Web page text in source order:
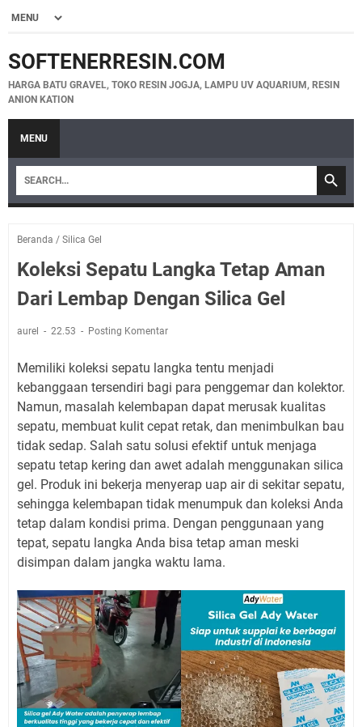
SOFTENERRESIN.COM
HARGA BATU GRAVEL, TOKO RESIN JOGJA, LAMPU UV AQUARIUM, RESIN
ANION KATION
MENU
Beranda / Silica Gel
Koleksi Sepatu Langka Tetap Aman
Dari Lembap Dengan Silica Gel
aurel 22.53 Posting Komentar
Memiliki koleksi sepatu langka tentu menjadi
kebanggaan tersendiri bagi para penggemar dan kolektor.
Namun, masalah kelembapan dapat merusak kualitas
sepatu, membuat kulit cepat retak, dan menimbulkan bau
tidak sedap. Salah satu solusi efektif untuk menjaga
sepatu tetap kering dan awet adalah menggunakan silica
gel. Produk ini bekerja menyerap uap air di sekitar sepatu,
sehingga kelembapan tidak menumpuk dan koleksi Anda
tetap dalam kondisi prima. Dengan penggunaan yang
tepat, sepatu langka Anda bisa tetap aman meski
disimpan dalam jangka waktu lama.